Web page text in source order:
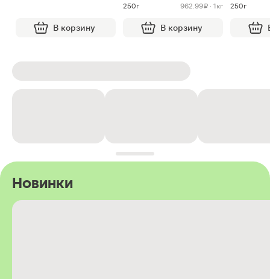
В корзину
250г
962.99 ₽ · 1кг
В корзину
250г
Новинки